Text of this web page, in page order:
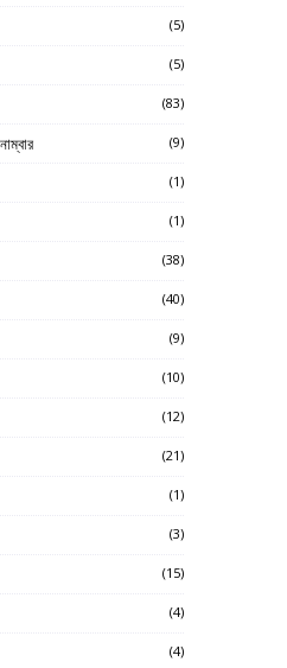
(5)
(5)
(83)
(9)
(1)
(1)
(38)
(40)
(9)
(10)
(12)
(21)
(1)
(3)
(15)
(4)
(4)